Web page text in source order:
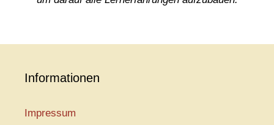
Informationen
Impressum